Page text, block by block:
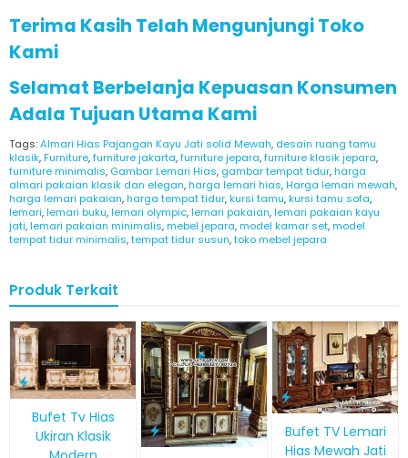
Terima Kasih Telah Mengunjungi Toko
Kami
Selamat Berbelanja Kepuasan Konsumen
Adala Tujuan Utama Kami
Tags:Almari Hias Pajangan Kayu Jati solid Mewah, desain ruang tamu
klasik,Furniture,furniture jakarta,furniture jepara,furniture klasik jepara,
furniture minimalis, Gambar Lemari Hias, gambar tempat tidur,harga
almari pakaian klasik dan elegan,harga lemari hias,Harga lemari mewah,
harga lemari pakaian,harga tempat tidur,kursi tamu,kursi tamu sofa,
lemari,lemari buku,lemari olympic,lemari pakaian,lemari pakaian kayu
jati,lemari pakaian minimalis,mebel jepara,model kamar set,model
tempat tidur minimalis,tempat tidur susun,toko mebel jepara
Produk Terkait
Bufet Tv Hias
Ukiran Klasik
Bufet TV Lemari
Hias Mewah Jati